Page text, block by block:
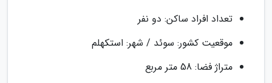
تعداد افراد ساکن: دو نفر
موقعیت کشور: سوئد / شهر: استکهلم
متراژ فضا: 58 متر مربع